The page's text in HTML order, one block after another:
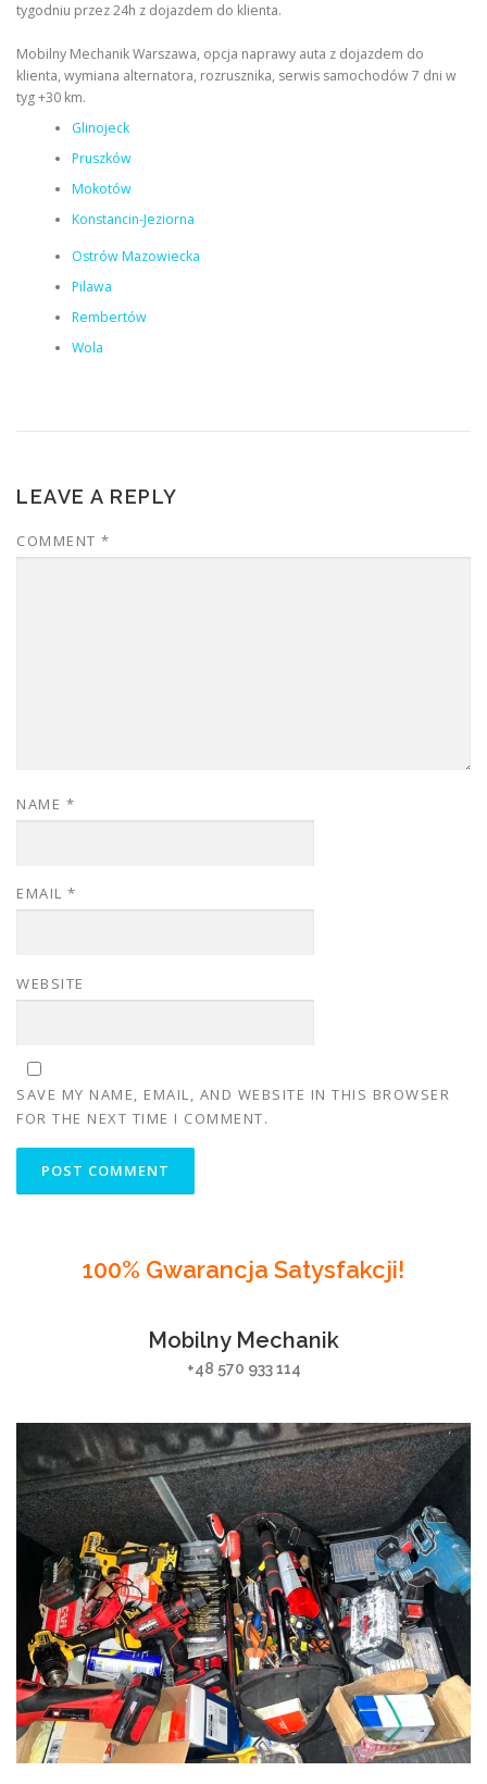
tygodniu przez 24h z dojazdem do klienta.
Mobilny Mechanik Warszawa, opcja naprawy auta z dojazdem do
klienta, wymiana alternatora, rozrusznika, serwis samochodów 7 dni w
tyg +30 km.
Glinojeck
Pruszków
Mokotów
Konstancin-Jeziorna
Ostrów Mazowiecka
Pilawa
Rembertów
Wola
LEAVE A REPLY
COMMENT *
NAME *
EMAIL *
WEBSITE
SAVE MY NAME, EMAIL, AND WEBSITE IN THIS BROWSER
FOR THE NEXT TIME I COMMENT.
100% Gwarancja Satysfakcji!
Mobilny Mechanik
+48 570 933 114